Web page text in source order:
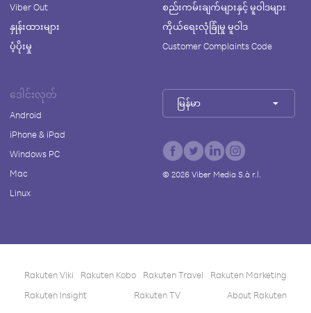
Viber Out
နှုန်းထားများ
ပံ့ပိုးမှု
စည်းကမ်းချက်များနှင့် မူဝါဒများ
ကိုယ်ရေးလုံခြုံမှု မူဝါဒ
Customer Complaints Code
ဒေါင်းလုတ်
Android
iPhone & iPad
Windows PC
Mac
Linux
မြန်မာ
© 2026Viber Media S.à r.l.
Rakuten Viki Rakuten Kobo Rakuten Travel
Rakuten Marketing
Rakuten Insight
Rakuten TV About Rakuten